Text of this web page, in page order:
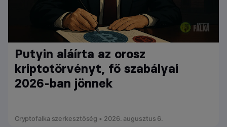
Putyin aláírta az orosz
kriptotörvényt, fő szabályai
2026-ban jönnek
Cryptofalka szerkesztőség • 2026. augusztus 6.